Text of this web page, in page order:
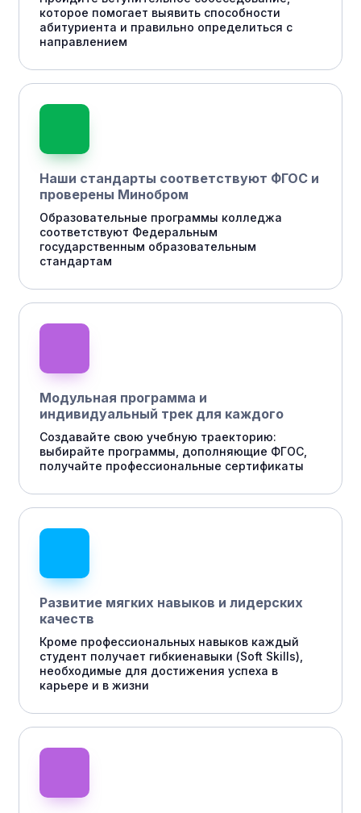
которое помогает выявить способности
абитуриента и правильно определиться с
направлением
Наши стандарты соответствуют ФГОС и
проверены Минобром
Образовательные программы колледжа
соответствуют Федеральным
государственным образовательным
стандартам
Модульная программа и
индивидуальный трек для каждого
Создавайте свою учебную траекторию:
выбирайте программы, дополняющие ФГОС,
получайте профессиональные сертификаты
Развитие мягких навыков и лидерских
качеств
Кроме профессиональных навыков каждый
студент получает гибкиенавыки (Soft Skills),
необходимые для достижения успеха в
карьере и в жизни